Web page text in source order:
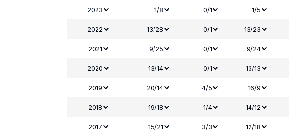
2023 1/8 0/1 1/5
2022 13/28 0/1 13/23
2021 9/25 0/1 9/24
2020 13/14 0/1 13/13
2019 20/14 4/5 16/9
2018 19/18 1/4 14/12
2017 15/21 3/3 12/18